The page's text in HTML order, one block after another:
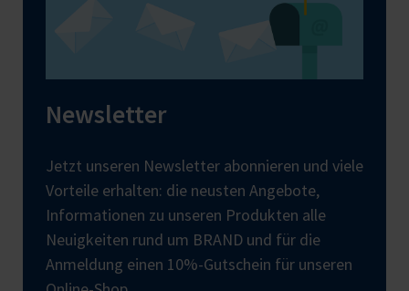
Newsletter
Jetzt unseren Newsletter abonnieren und viele
Vorteile erhalten: die neusten Angebote,
Informationen zu unseren Produkten alle
Neuigkeiten rund um BRAND und für die
Anmeldung einen 10%-Gutschein für unseren